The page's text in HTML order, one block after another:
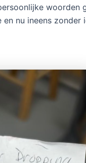
woorden
nu ineens zonder